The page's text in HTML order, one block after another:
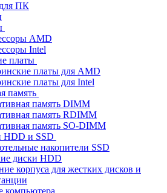
ПК
AMD
Intel
платы
платы для AMD
платы для Intel
память
память DIMM
память RDIMM
память SO-DIMM
HDD и SSD
накопители SSD
диски HDD
корпуса для жестких дисков и
компьютера